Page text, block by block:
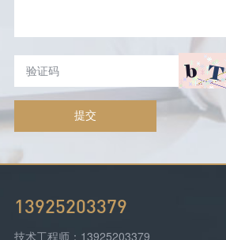
提交
13925203379
技术工程师：13925203379